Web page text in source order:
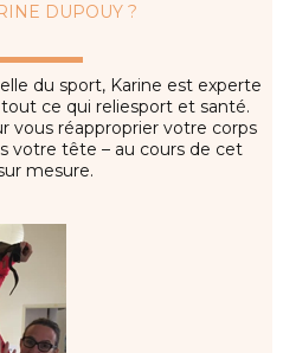
DUPOUY ?
du sport, Karine est experte
ce qui reliesport et santé.
vous réapproprier votre corps
votre tête – au cours de cet
mesure.